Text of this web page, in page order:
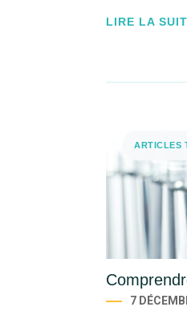
LIRE LA
ARTICLES
7